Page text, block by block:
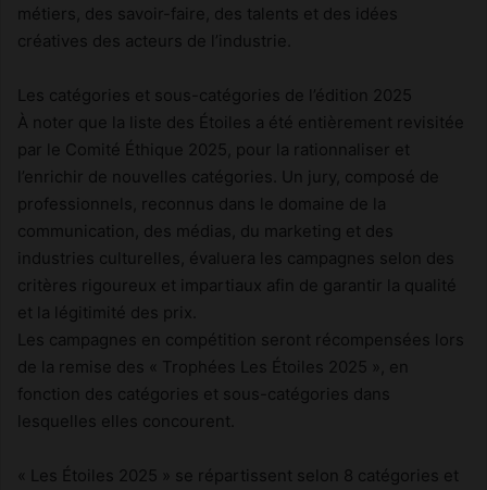
métiers, des savoir-faire, des talents et des idées
créatives des acteurs de l’industrie.
Les catégories et sous-catégories de l’édition 2025
À noter que la liste des Étoiles a été entièrement revisitée
par le Comité Éthique 2025, pour la rationnaliser et
l’enrichir de nouvelles catégories. Un jury, composé de
professionnels, reconnus dans le domaine de la
communication, des médias, du marketing et des
industries culturelles, évaluera les campagnes selon des
critères rigoureux et impartiaux afin de garantir la qualité
et la légitimité des prix.
Les campagnes en compétition seront récompensées lors
de la remise des « Trophées Les Étoiles 2025 », en
fonction des catégories et sous-catégories dans
lesquelles elles concourent.
« Les Étoiles 2025 » se répartissent selon 8 catégories et